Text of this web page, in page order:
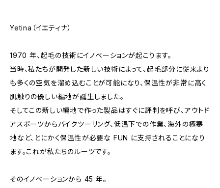
Yetina（イエティナ）
1970 年、起毛の技術にイノベーションが起こります。
当時、私たちが開発した新しい技術によって、起毛部分に従来より
も多くの空気を溜め込むことが可能になり、保温性が非常に高く
肌触りの優しい編地が誕生しました。
そしてこの新しい編地で作った製品はすぐに評判を呼び、アウトド
アスポーツからバイクツーリング、低温下での作業、海外の極寒
地など、とにかく保温性が必要な FUN に支持されることになり
ます。これが私たちのルーツです。
そのイノベーションから 45 年。